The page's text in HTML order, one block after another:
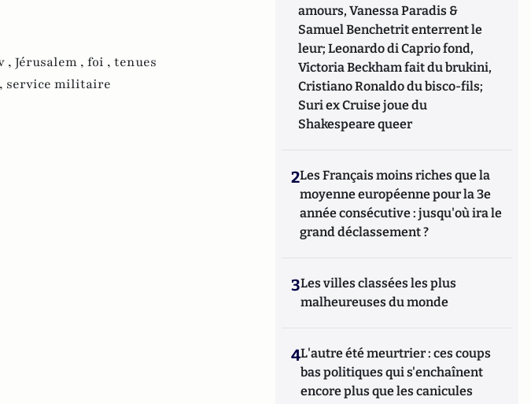
, Jérusalem , foi , tenues
service militaire
amours, Vanessa Paradis &
Samuel Benchetrit enterrent le
leur; Leonardo di Caprio fond,
Victoria Beckham fait du brukini,
Cristiano Ronaldo du bisco-fils;
Suri ex Cruise joue du
Shakespeare queer
2Les Français moins riches que la
moyenne européenne pour la 3e
année consécutive : jusqu'où ira le
grand déclassement ?
3Les villes classées les plus
malheureuses du monde
4L'autre été meurtrier : ces coups
bas politiques qui s'enchaînent
encore plus que les canicules